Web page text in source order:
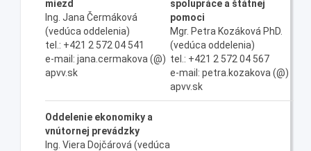
miezd
Ing. Jana Čermáková
(vedúca oddelenia)
tel.: +421 2 572 04 541
e-mail: jana.cermakova (@)
apvv.sk
spolupráce a štátnej
pomoci
Mgr. Petra Kozáková PhD.
(vedúca oddelenia)
tel.: +421 2 572 04 567
e-mail: petra.kozakova (@)
apvv.sk
Oddelenie ekonomiky a
vnútornej prevádzky
Ing. Viera Dojčárová (vedúca